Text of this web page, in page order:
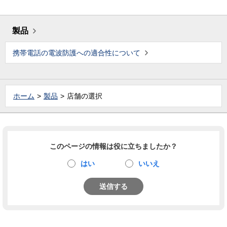
製品
携帯電話の電波防護への適合性について
ホーム 製品 店舗の選択
このページの情報は役に立ちましたか？
はい いいえ
送信する